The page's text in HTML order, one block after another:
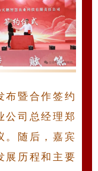
布暨合作签约
公司总经理郑
。随后，嘉宾
展历程和主要